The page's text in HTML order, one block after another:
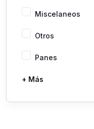
Miscelaneos
Otros
Panes
Pastas
Picaderas
Sazones y Salsas
Vegetales
+ Más